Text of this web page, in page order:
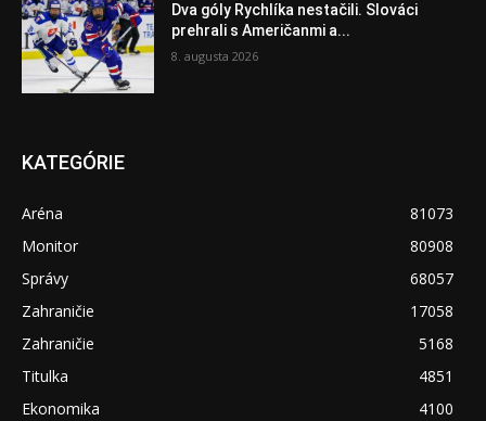
Dva góly Rychlíka nestačili. Slováci
prehrali s Američanmi a...
8. augusta 2026
KATEGÓRIE
Aréna
81073
Monitor
80908
Správy
68057
Zahraničie
17058
Zahraničie
5168
Titulka
4851
Ekonomika
4100